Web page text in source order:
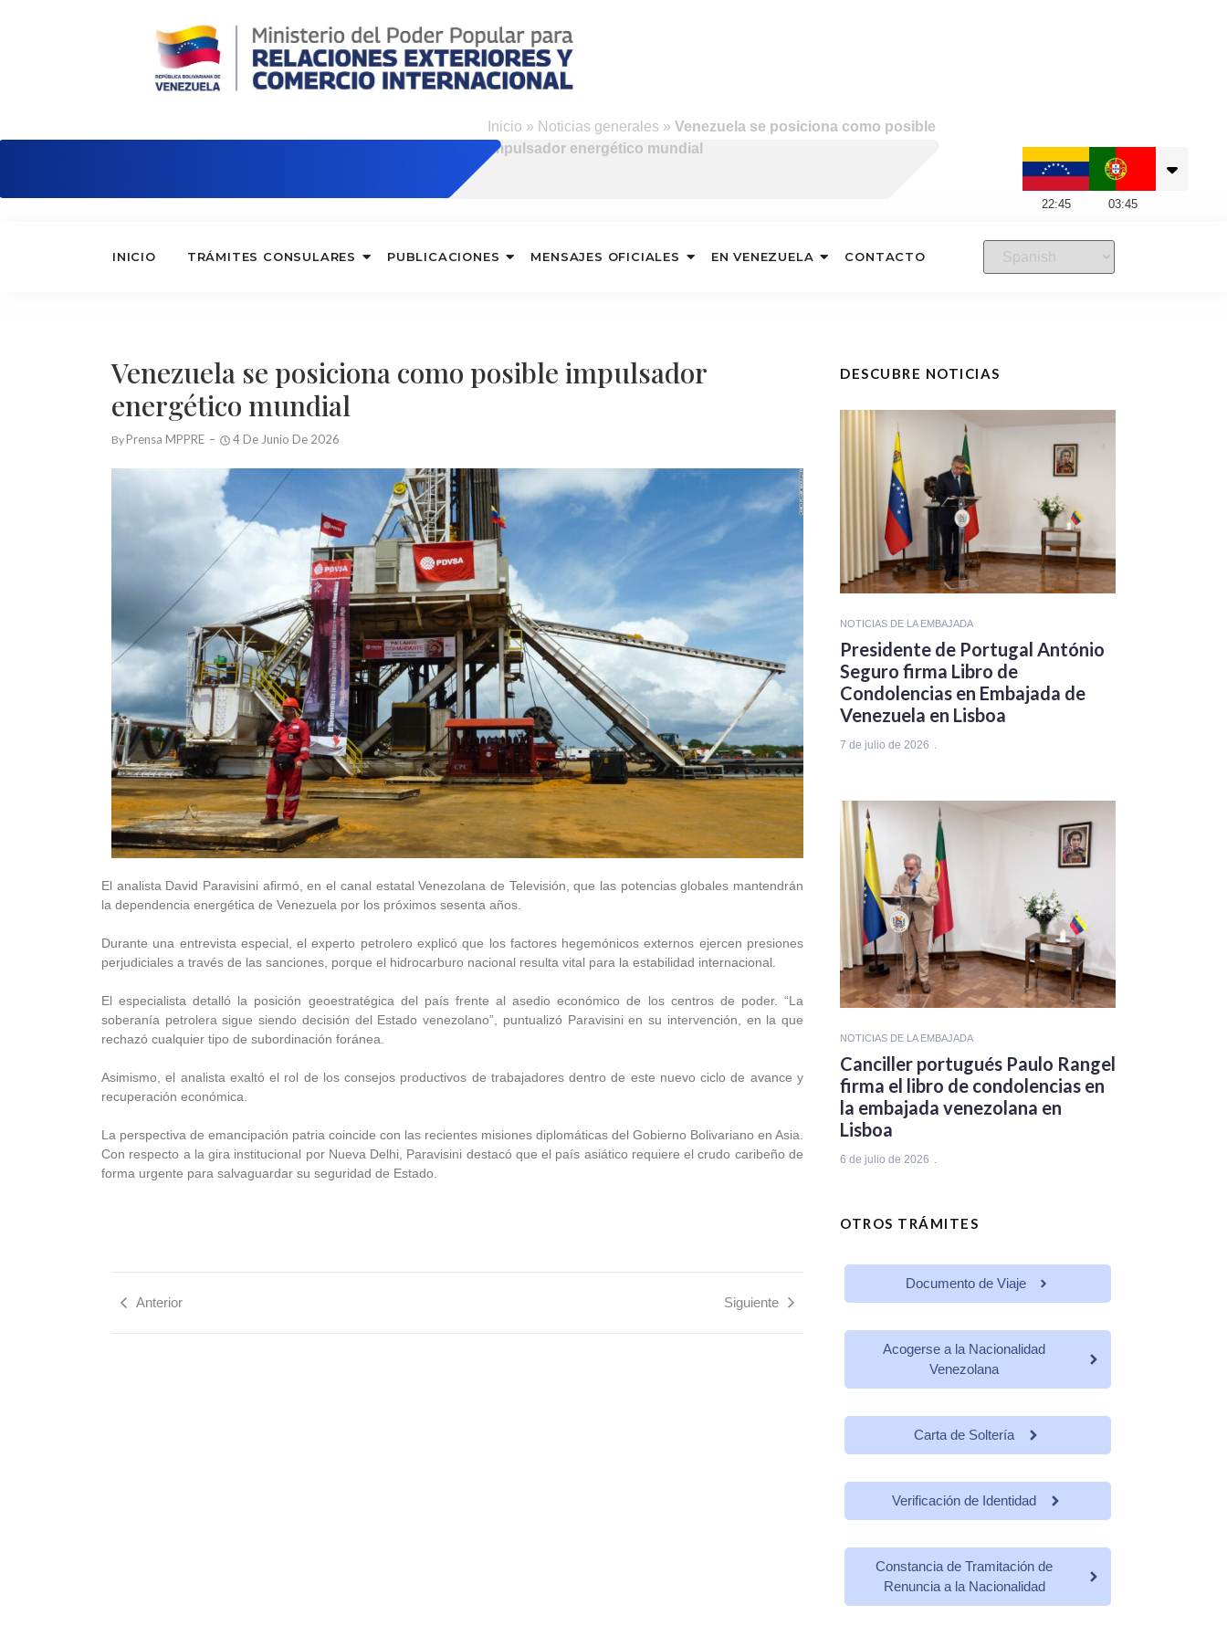
Inicio » Noticias generales »Venezuela se posiciona como posible
impulsador energético mundial
22:45 03:45
INICIO TRÁMITES CONSULARES PUBLICACIONES MENSAJES OFICIALES EN VENEZUELA CONTACTO
Venezuela se posiciona como posible impulsador
energético mundial
By Prensa MPPRE 4 De Junio De 2026
El analista David Paravisini afirmó, en el canal estatal Venezolana de Televisión, que las potencias globales mantendrán
la dependencia energética de Venezuela por los próximos sesenta años.
Durante una entrevista especial, el experto petrolero explicó que los factores hegemónicos externos ejercen presiones
perjudiciales a través de las sanciones, porque el hidrocarburo nacional resulta vital para la estabilidad internacional.
El especialista detalló la posición geoestratégica del país frente al asedio económico de los centros de poder. “La
soberanía petrolera sigue siendo decisión del Estado venezolano”, puntualizó Paravisini en su intervención, en la que
rechazó cualquier tipo de subordinación foránea.
Asimismo, el analista exaltó el rol de los consejos productivos de trabajadores dentro de este nuevo ciclo de avance y
recuperación económica.
La perspectiva de emancipación patria coincide con las recientes misiones diplomáticas del Gobierno Bolivariano en Asia.
Con respecto a la gira institucional por Nueva Delhi, Paravisini destacó que el país asiático requiere el crudo caribeño de
forma urgente para salvaguardar su seguridad de Estado.
Anterior Siguiente
DESCUBRE NOTICIAS
NOTICIAS DE LA EMBAJADA
Presidente de Portugal António
Seguro firma Libro de
Condolencias en Embajada de
Venezuela en Lisboa
7 de julio de 2026
NOTICIAS DE LA EMBAJADA
Canciller portugués Paulo Rangel
firma el libro de condolencias en
la embajada venezolana en
Lisboa
6 de julio de 2026
OTROS TRÁMITES
Documento de Viaje
Acogerse a la Nacionalidad
Venezolana
Carta de Soltería
Verificación de Identidad
Constancia de Tramitación de
Renuncia a la Nacionalidad